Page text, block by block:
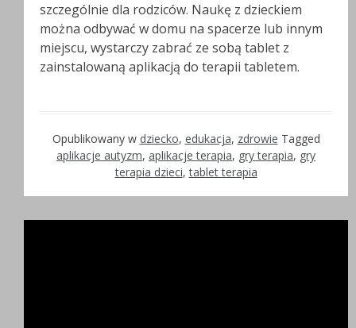
szczególnie dla rodziców. Naukę z dzieckiem
można odbywać w domu na spacerze lub innym
miejscu, wystarczy zabrać ze sobą tablet z
zainstalowaną aplikacją do terapii tabletem.
Opublikowany w dziecko, edukacja, zdrowie Tagged
aplikacje autyzm, aplikacje terapia, gry terapia, gry
terapia dzieci,tablet terapia